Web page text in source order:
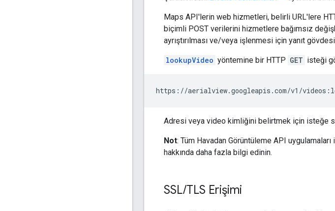
Maps API'lerin web hizmetleri, belirli URL'lere
biçimli POST verilerini hizmetlere bağımsız
ayrıştırılması ve/veya işlenmesi için yanıt
lookupVideo yöntemine bir HTTP GET isteği
Adresi veya video kimliğini belirtmek için isteğe
Not: Tüm Havadan Görüntüleme API
hakkında daha fazla bilgi edinin.
SSL/TLS Erişimi